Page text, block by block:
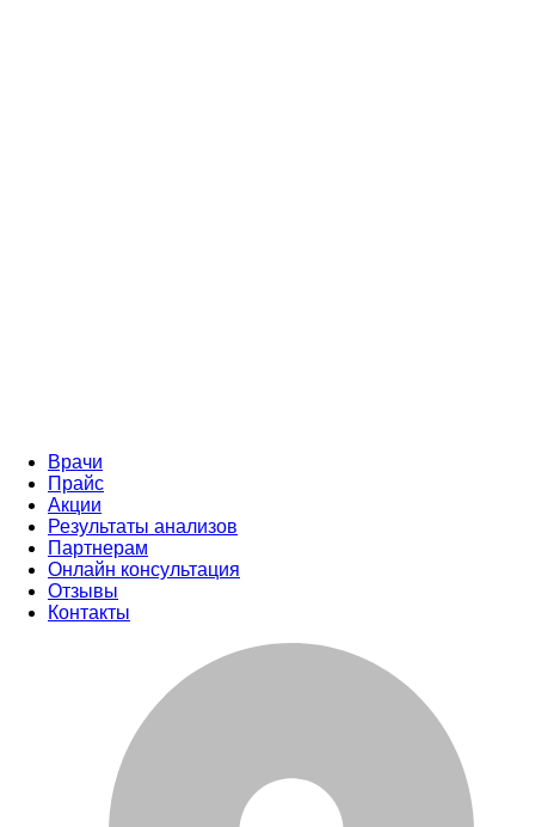
Врачи
Прайс
Акции
Результаты анализов
Партнерам
Онлайн консультация
Отзывы
Контакты